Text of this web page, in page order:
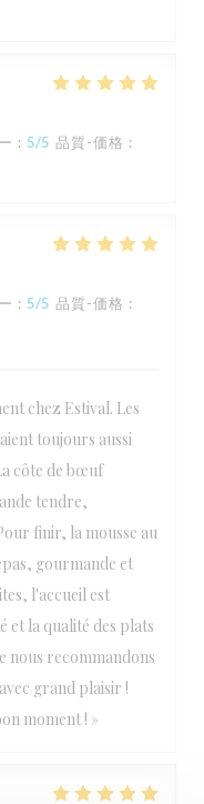
: 5/5 品質-価格 :
: 5/5 品質-価格 :
chez Estival. Les
toujours aussi
côte de bœuf
tendre,
finir, la mousse au
gourmande et
l'accueil est
et la qualité des plats
nous recommandons
grand plaisir !
moment ! »